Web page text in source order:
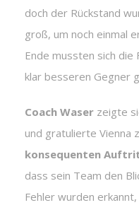
doch der Rückstand
groß, um noch einmal
Ende mussten sich die
klar besseren Gegner
Coach Waser zeigte
und gratulierte Vienna
konsequenten
dass sein Team den
Fehler wurden